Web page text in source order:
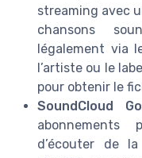
streaming avec
chansons
légalement via
l’artiste ou le
pour obtenir le
SoundCloud
abonnements
d’écouter de